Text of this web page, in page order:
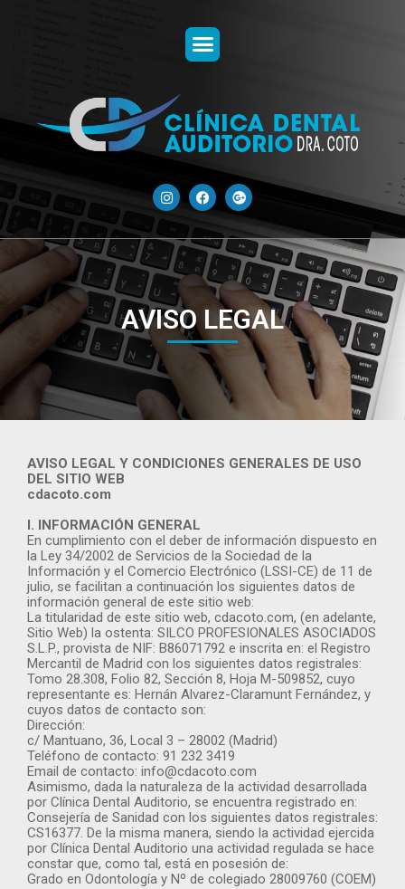
AVISO LEGAL
AVISO LEGAL Y CONDICIONES GENERALES DE USO
DEL SITIO WEB
cdacoto.com
I. INFORMACIÓN GENERAL
En cumplimiento con el deber de información dispuesto en
la Ley 34/2002 de Servicios de la Sociedad de la
Información y el Comercio Electrónico (LSSI-CE) de 11 de
julio, se facilitan a continuación los siguientes datos de
información general de este sitio web:
La titularidad de este sitio web, cdacoto.com, (en adelante,
Sitio Web) la ostenta: SILCO PROFESIONALES ASOCIADOS
S.L.P., provista de NIF: B86071792 e inscrita en: el Registro
Mercantil de Madrid con los siguientes datos registrales:
Tomo 28.308, Folio 82, Sección 8, Hoja M-509852, cuyo
representante es: Hernán Alvarez-Claramunt Fernández, y
cuyos datos de contacto son:
Dirección:
c/ Mantuano, 36, Local 3 – 28002 (Madrid)
Teléfono de contacto: 91 232 3419
Email de contacto: info@cdacoto.com
Asimismo, dada la naturaleza de la actividad desarrollada
por Clínica Dental Auditorio, se encuentra registrado en:
Consejería de Sanidad con los siguientes datos registrales:
CS16377. De la misma manera, siendo la actividad ejercida
por Clínica Dental Auditorio una actividad regulada se hace
constar que, como tal, está en posesión de:
Grado en Odontología y Nº de colegiado 28009760 (COEM)